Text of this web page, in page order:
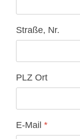
Straße, Nr.
PLZ Ort
E-Mail *